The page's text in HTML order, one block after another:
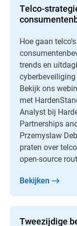
Telco-
Hoe gaan
trends en
Bekijk ons
met
Analyst bij
Partnerships
Przemyslaw
praten over
open-source
Bekijken
Tweezijdige